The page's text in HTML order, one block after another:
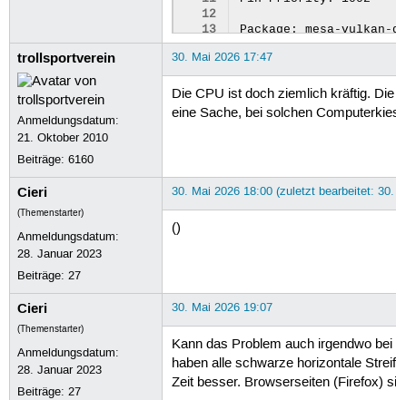
12
13
14
15
16
17
18
23
Package: mesa-
Pin: version 26.0.4
Pin-Priority: 1003
Package: libegl-mesa0
Pin: version 26.0.4
Pin-Priority: 1004
trollsportverein
Anmeldungsdatum:
21. Oktober 2010
Beiträge:6160
30. Mai 2026 17:47
Die CPU ist doch ziemlich kräftig.
eine Sache, bei solchen
Cieri
(Themenstarter)
Anmeldungsdatum:
28. Januar 2023
Beiträge:27
30. Mai 2026 18:00 (zuletzt bearbeitet:
()
Cieri
(Themenstarter)
Anmeldungsdatum:
28. Januar 2023
Beiträge:27
30. Mai 2026 19:07
Kann das Problem auch irgendwo
haben alle schwarze horizontale
Zeit besser. Browserseiten (Firefox)